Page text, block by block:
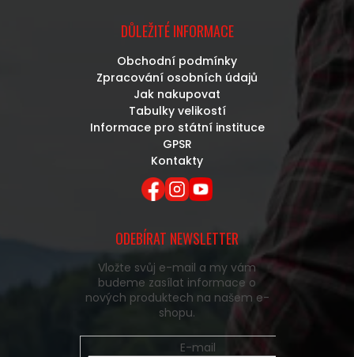
DŮLEŽITÉ INFORMACE
Obchodní podmínky
Zpracování osobních údajů
Jak nakupovat
Tabulky velikostí
Informace pro státní instituce
GPSR
Kontakty
ODEBÍRAT NEWSLETTER
Vložte svůj e-mail a my vám
budeme zasílat informace o
nových produktech na našem e-
shopu.
E-mail